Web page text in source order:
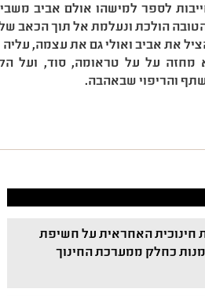
לספר למישהו אולם אביב
הולכת ונעלמת אל תוך הכאב
את אביב ואולי גם את עצמה,
מחזה על על טראומה, סוד, ועל
והריפוי שבאהבה.
חינוכית האחראית על חשיפת
כחלק ממערכת החינוך